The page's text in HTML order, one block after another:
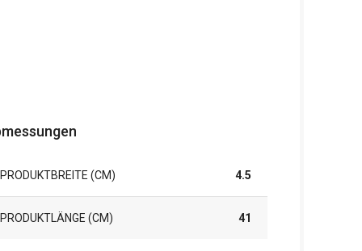
PRODUKTBREITE (CM) 4.5
PRODUKTLÄNGE (CM) 41